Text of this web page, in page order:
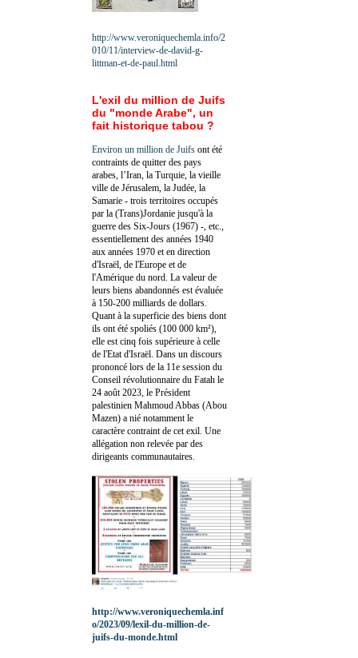
http://www.veroniquechemla.info/2
010/11/interview-de-david-g-
littman-et-de-paul.html
L'exil du million de Juifs
du "monde Arabe", un
fait historique tabou ?
Environ un million de Juifs ont été
contraints de quitter des pays
arabes, l’Iran, la Turquie, la vieille
ville de Jérusalem, la Judée, la
Samarie - trois territoires occupés
par la (Trans)Jordanie jusqu'à la
guerre des Six-Jours (1967) -, etc.,
essentiellement des années 1940
aux années 1970 et en direction
d'Israël, de l'Europe et de
l'Amérique du nord. La valeur de
leurs biens abandonnés est évaluée
à 150-200 milliards de dollars.
Quant à la superficie des biens dont
ils ont été spoliés (100 000 km²),
elle est cinq fois supérieure à celle
de l'Etat d'Israël. Dans un discours
prononcé lors de la 11e session du
Conseil révolutionnaire du Fatah le
24 août 2023, le Président
palestinien Mahmoud Abbas (Abou
Mazen) a nié notamment le
caractère contraint de cet exil. Une
allégation non relevée par des
dirigeants communautaires.
http://www.veroniquechemla.inf
o/2023/09/lexil-du-million-de-
juifs-du-monde.html